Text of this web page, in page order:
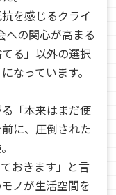
を感じるクライ
への関心が高まる
る」以外の選択
なっています。
「本来はまだ使
に、圧倒された
おきます」と言
ノが生活空間を